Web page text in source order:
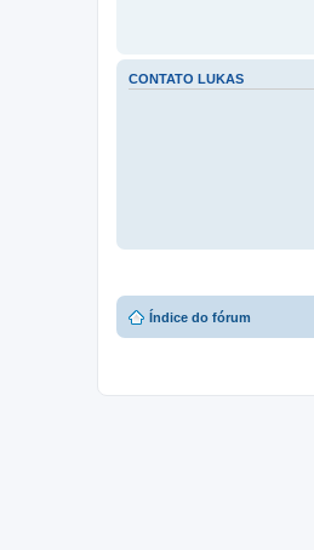
CONTATO LUKAS
Índice do fórum